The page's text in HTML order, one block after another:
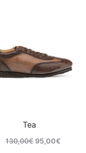
Tea
130,00€95,00€